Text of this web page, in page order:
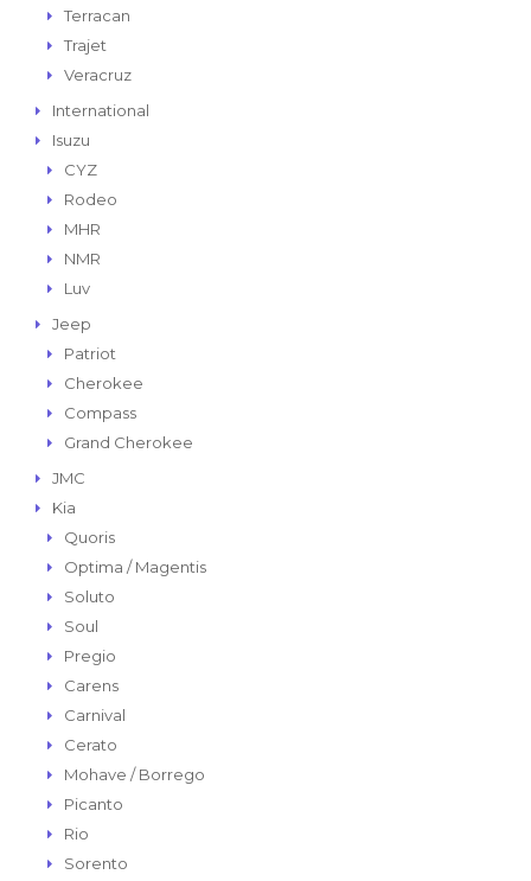
Terracan
Trajet
Veracruz
International
Isuzu
CYZ
Rodeo
MHR
NMR
Luv
Jeep
Patriot
Cherokee
Compass
Grand Cherokee
JMC
Kia
Quoris
Optima / Magentis
Soluto
Soul
Pregio
Carens
Carnival
Cerato
Mohave / Borrego
Picanto
Rio
Sorento